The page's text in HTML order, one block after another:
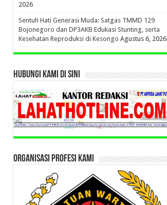
2026
Sentuh Hati Generasi Muda: Satgas TMMD 129
Bojonegoro dan DP3AKB Edukasi Stunting, serta
Kesehatan Reproduksi di Kesongo Agustus 6, 2026
HUBUNGI KAMI DI SINI
ORGANISASI PROFESI KAMI